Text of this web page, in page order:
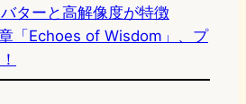
ターと高解像度が特徴
「Echoes of Wisdom」、プ